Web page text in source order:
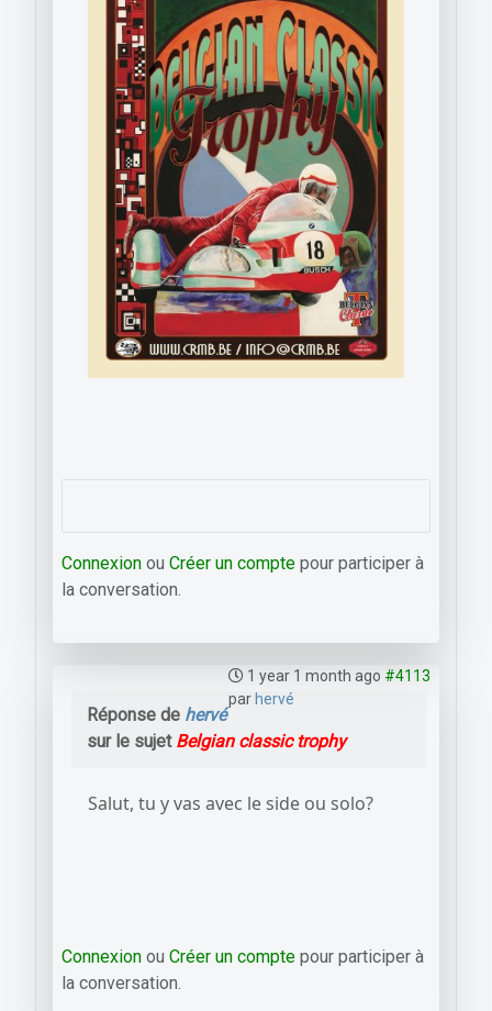
Connexion ou Créer un compte pour participer à
la conversation.
1 year 1 month ago #4113
parhervé
Réponse de hervé
sur le sujet Belgian classic trophy
Salut, tu y vas avec le side ou solo?
Connexion ou Créer un compte pour participer à
la conversation.